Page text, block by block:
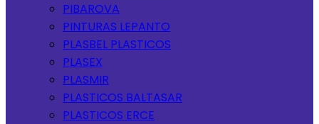
PIBAROVA
PINTURAS LEPANTO
PLASBEL PLASTICOS
PLASEX
PLASMIR
PLASTICOS BALTASAR
PLASTICOS ERCE